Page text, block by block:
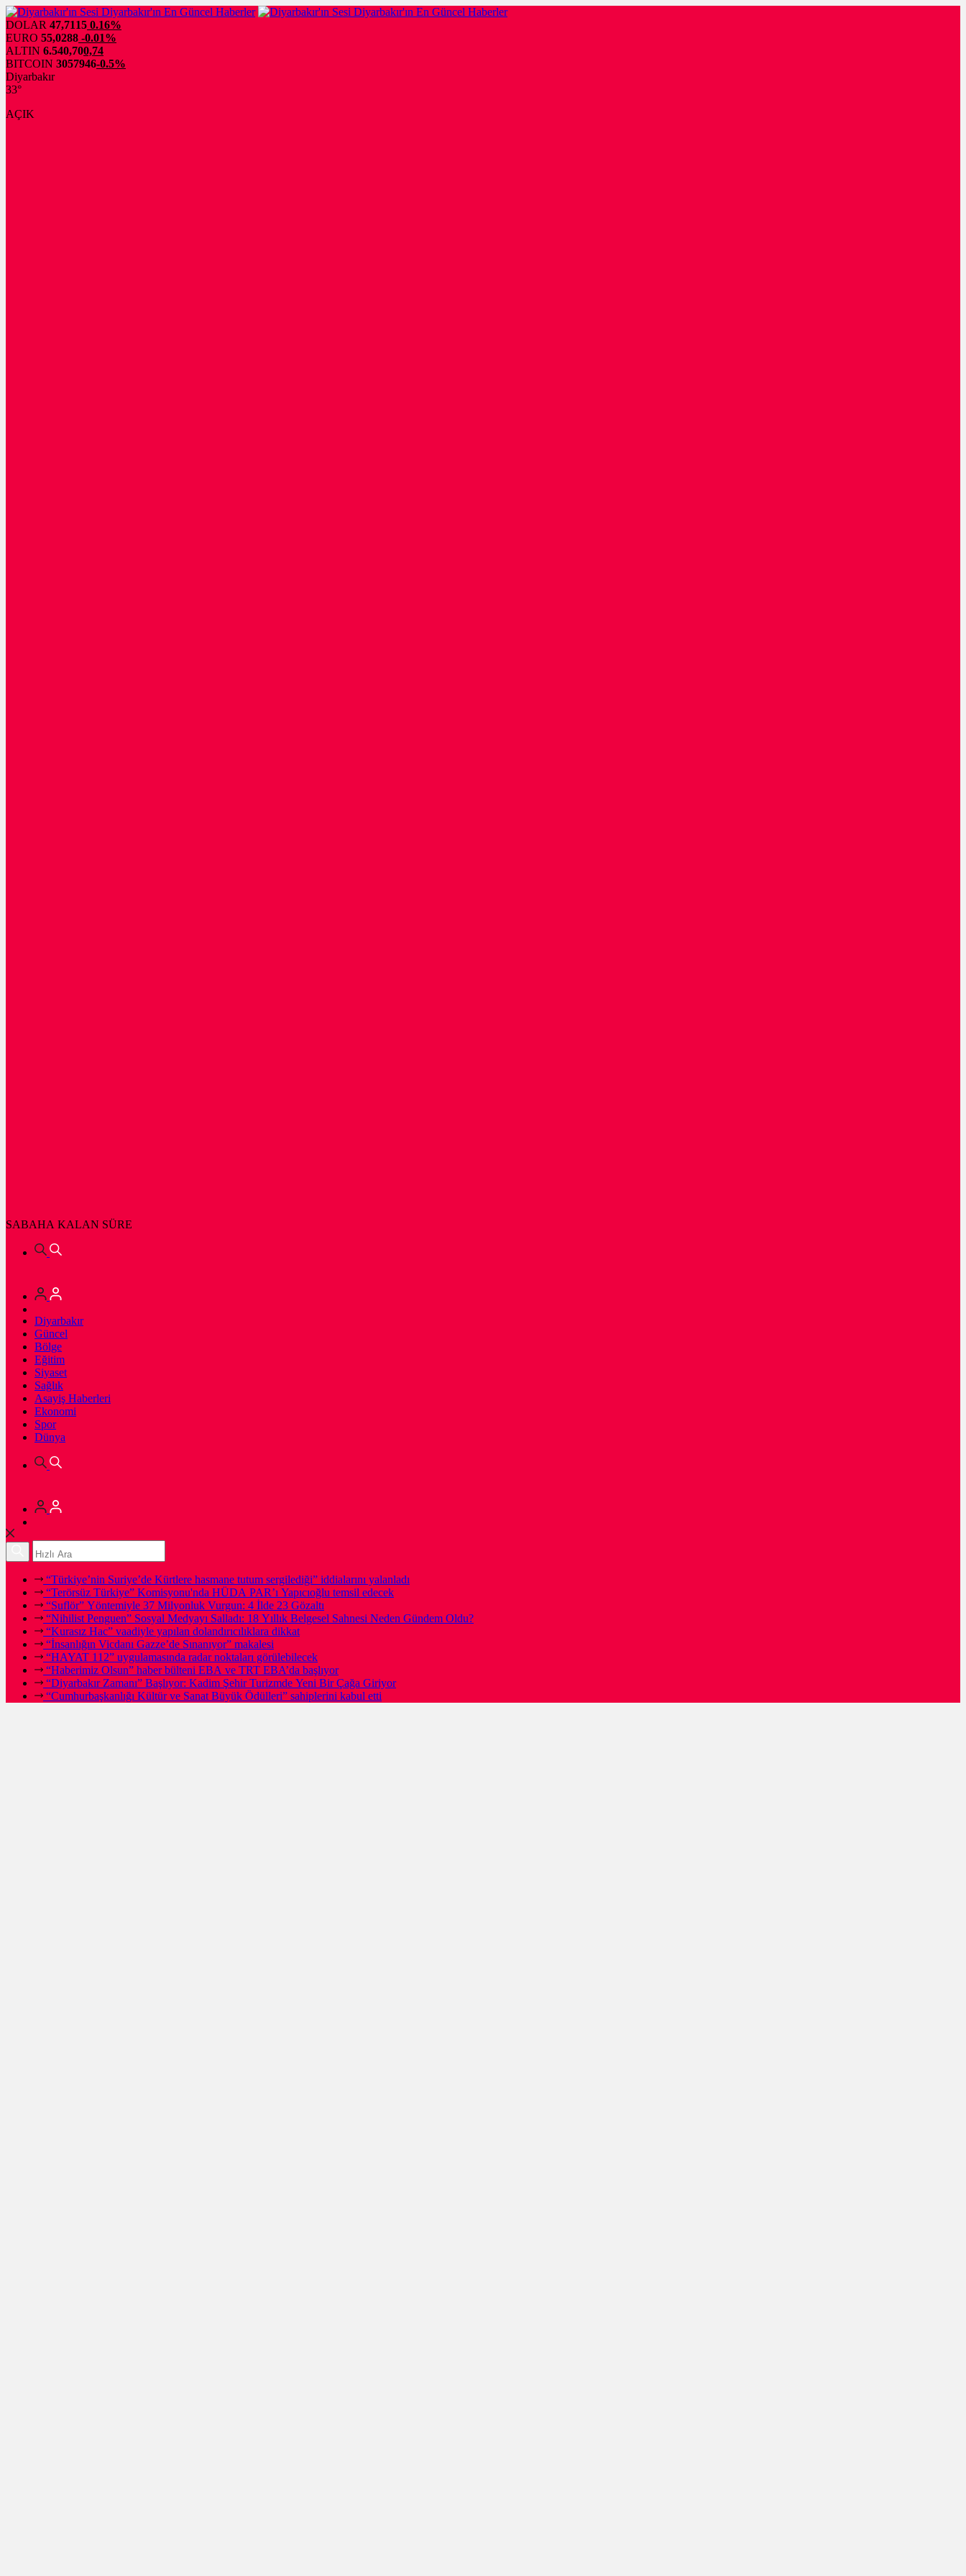
DOLAR 47,7115 0.16%
EURO 55,0288 -0.01%
ALTIN 6.540,700,74
BITCOIN 3057946-0.5%
Diyarbakır
33°
AÇIK
SABAHA KALAN SÜRE
Diyarbakır
Güncel
Bölge
Eğitim
Siyaset
Sağlık
Asayiş Haberleri
Ekonomi
Spor
Dünya
“Türkiye’nin Suriye’de Kürtlere hasmane tutum sergilediği” iddialarını yalanladı
“Terörsüz Türkiye” Komisyonu'nda HÜDA PAR’ı Yapıcıoğlu temsil edecek
“Suflör” Yöntemiyle 37 Milyonluk Vurgun: 4 İlde 23 Gözaltı
“Nihilist Penguen” Sosyal Medyayı Salladı: 18 Yıllık Belgesel Sahnesi Neden Gündem Oldu?
“Kurasız Hac” vaadiyle yapılan dolandırıcılıklara dikkat
“İnsanlığın Vicdanı Gazze’de Sınanıyor” makalesi
“HAYAT 112” uygulamasında radar noktaları görülebilecek
“Haberimiz Olsun” haber bülteni EBA ve TRT EBA’da başlıyor
“Diyarbakır Zamanı” Başlıyor: Kadim Şehir Turizmde Yeni Bir Çağa Giriyor
“Cumhurbaşkanlığı Kültür ve Sanat Büyük Ödülleri” sahiplerini kabul etti